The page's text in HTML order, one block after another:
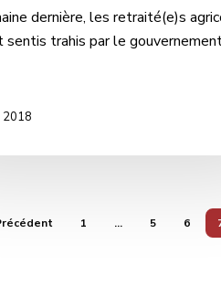
dernière, les retraité(e)s
sentis trahis par le
2018
1 … 5 6